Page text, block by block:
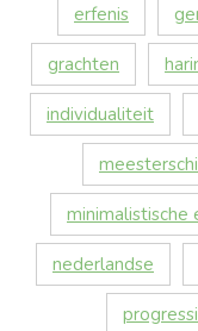
erfenis
grachten
individualiteit
minimalistische
nederlandse